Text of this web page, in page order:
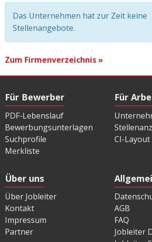
Das Unternehmen hat zur Zeit keine
Stellenangebote.
Zum Firmenverzeichnis »
Für Bewerber
PDF-Lebenslauf
Bewerbungsunterlagen
Suchprofile
Merkliste
Für
CI-Layout
Über uns
Über Jobleiter
Kontakt
Impressum
Partner
AGB
FAQ
Jobleiter